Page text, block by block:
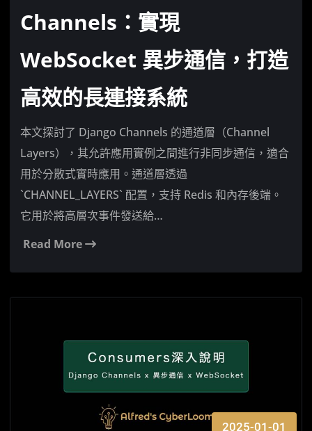
Channels：實現
WebSocket 異步通信，打造
高效的長連接系統
本文探討了 Django Channels 的通道層（Channel
Layers），其允許應用實例之間進行非同步通信，適合
用於分散式實時應用。通道層透過
`CHANNEL_LAYERS` 配置，支持 Redis 和內存後端。
它用於將高層次事件發送給…
Read More
2025-01-01